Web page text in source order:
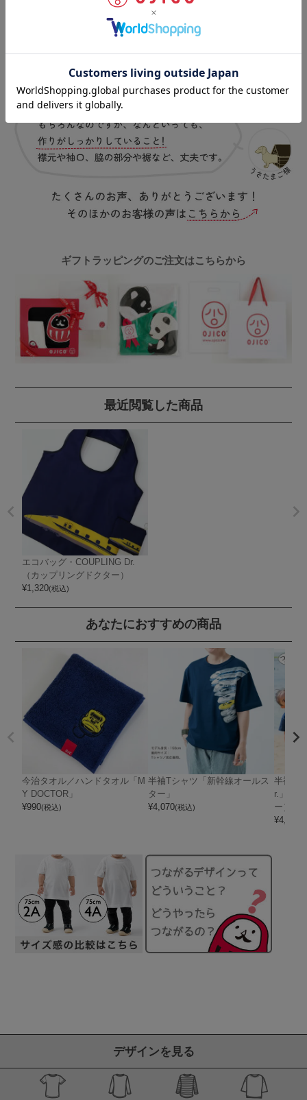
ギフトラッピングのご注文はこちらから
最近閲覧した商品
エコバッグ・COUPLING Dr.
（カップリングドクター）
¥1,320(税込)
あなたにおすすめの商品
今治タオル／ハンドタオル「M
Y DOCTOR」
¥990(税込)
半袖Tシャツ「新幹線オールス
ター」
¥4,070(税込)
半袖T
r.」（
ー）
¥4,070
デザインを見る